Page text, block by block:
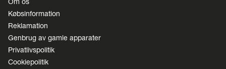
Købsinformation
Reklamation
Genbrug av gamle apparater
Privatlivspolitik
Cookiepolitik